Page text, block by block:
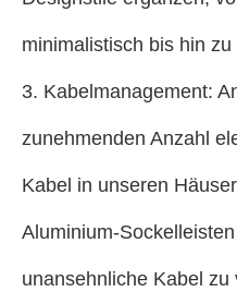
minimalistisch bis hin
3. Kabelmanagement:
zunehmenden Anzahl
Kabel in unseren
Aluminium-
unansehnliche Kabel